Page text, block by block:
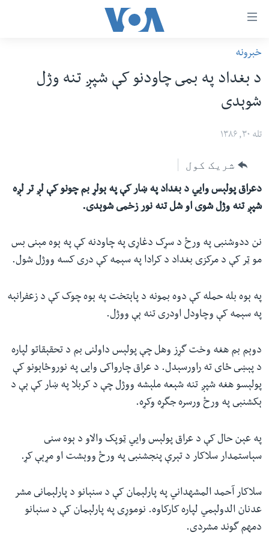
رسي
وړ
اتصالات
شئ
عمومي
لاړ
لټون
ځای
لاړ
شئ
افغانستان
سیمه
امریکا
ښځې او نجونې
ځوانان
د بیان ازادي
روغتیا
سرمقاله
له مونږ سره په تماس کې پاتې شئ
ژبې
خبرونه
د بغداد په بمى چاودنو کې شپږ تنه وژل
شوېدى
تله ۳۰, ۱۳۸۶
شریک کول
دعراق پولېس وايي د بغداد په ښار کې په ېولړ بم چونو کې لږ تر لږه
شپږ تنه وژل شوى او شل تنه نور زخمى شوېدى.
نن ددوشنبى په ورځ د سړک دغاړى په چاودنه کې په ېوه مېنى بس
مو ټر کې د مرکزى بغداد د کرادا په سېمه کې درى کسه ووژل شول.
په ېوه بله حمله کې دوه بمونه د پاېتخت په ېوه چوک کې د زعفرانېه
په سېمه کې وچاودل اودرى تنه ېې ووژل.
دوېم بم هغه وخت گړز وهل چې پولېس داولنى بم د تحقېقاتو لپاره
د پېښى ځاى ته راورسېدل. د عراق چارواکى وايى په نوروځاېونو کې
پولېسو هغه شپږ تنه شېعه ملېشه ووژل چې د کربلا په ښار کې ېې د
ېکشنبى په ورځ ورسره جگړه وکړه.
په عېن حال کې د عراق پولېس وايي ټوپک والاو د ېوه سنى
سېاستمدار سلاکار د تېرې پنجشنبى په ورځ ووېشت او مړېې کړ.
سلاکار آحمد المشهداني په پارلېمان کې د سنېانو د پارلېمانى مشر
عدنان الدولېمي لپاره کارکاوه. نوموړى په پارلېمان کې د سنېانو
دمهم گوند مشردى.